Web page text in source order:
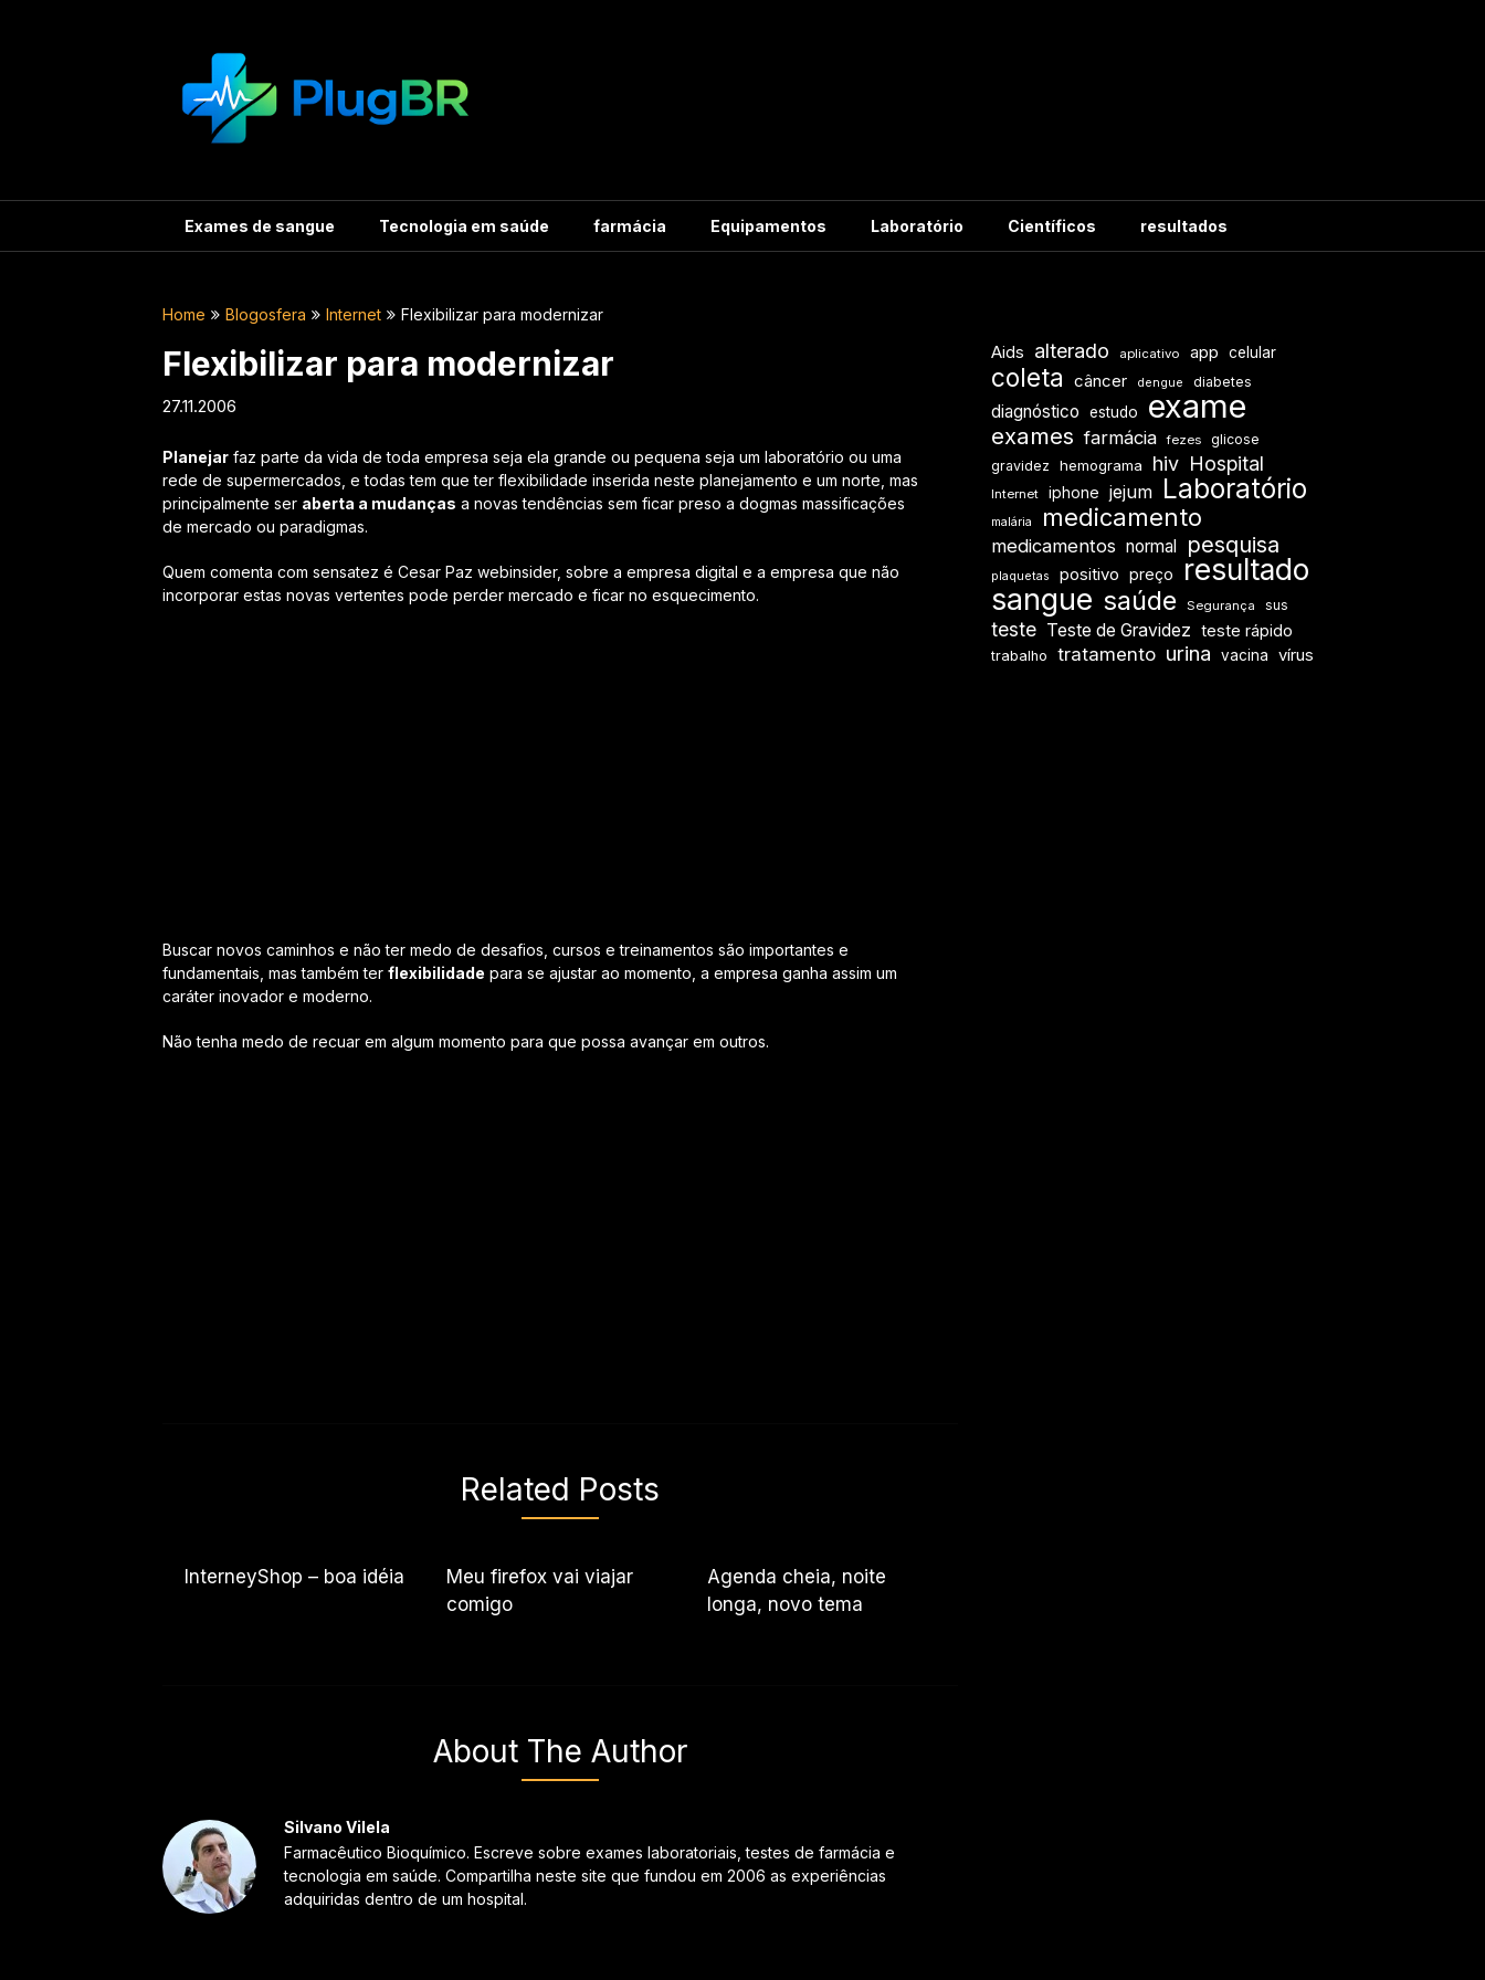
Exames de sangue Tecnologia em saúde farmácia Equipamentos Laboratório Científicos resultados
Home Blogosfera Internet Flexibilizar para modernizar
Flexibilizar para modernizar
27.11.2006
Planejar faz parte da vida de toda empresa seja ela grande ou pequena seja um laboratório ou uma
rede de supermercados, e todas tem que ter flexibilidade inserida neste planejamento e um norte, mas
principalmente ser aberta a mudanças a novas tendências sem ficar preso a dogmas massificações
de mercado ou paradigmas.
Quem comenta com sensatez é Cesar Paz webinsider, sobre a empresa digital e a empresa que não
incorporar estas novas vertentes pode perder mercado e ficar no esquecimento.
Buscar novos caminhos e não ter medo de desafios, cursos e treinamentos são importantes e
fundamentais, mas também ter flexibilidade para se ajustar ao momento, a empresa ganha assim um
caráter inovador e moderno.
Não tenha medo de recuar em algum momento para que possa avançar em outros.
Related Posts
InterneyShop – boa idéia
Meu firefox vai viajar
comigo
Agenda cheia, noite
longa, novo tema
About The Author
Silvano Vilela
Farmacêutico Bioquímico. Escreve sobre exames laboratoriais, testes de farmácia e
tecnologia em saúde. Compartilha neste site que fundou em 2006 as experiências
adquiridas dentro de um hospital.
Aids alterado aplicativo app celular
coleta câncer dengue diabetes
diagnóstico estudo exame
exames farmácia fezes
glicose
gravidez
hemograma hiv Hospital
Internet iphone jejum Laboratório
malária medicamento
medicamentos normal pesquisa
plaquetas positivo preço resultado
sangue saúde Segurança sus
teste Teste de Gravidez teste rápido
trabalho tratamento urina vacina vírus